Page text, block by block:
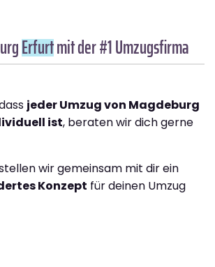
Erfurtmit der #1 Umzugsfirma
jeder Umzug von Magdeburg
ist, beraten wir dich gerne
wir gemeinsam mit dir ein
Konzept für deinen Umzug